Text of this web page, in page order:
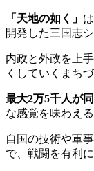
「天地の如く」
開発した三国志
内政と外政を上
くしていくまち
最大2万5千人が
な感覚を味わえ
自国の技術や軍
で、戦闘を有利